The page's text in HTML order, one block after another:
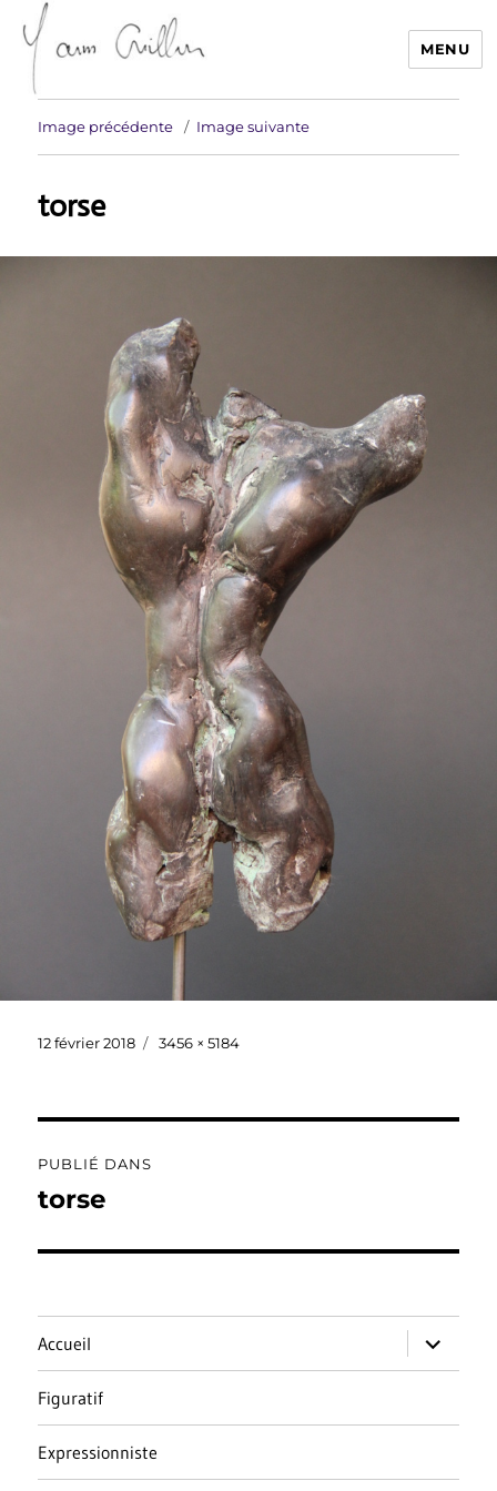
Yann Guillon Sculpteur
MENU
Image précédente Image suivante
torse
Publié
12 février 2018
Taille
3456 × 5184
de
PUBLIÉ DANS
torse
Accueil
ouvrir
le
sous-
Figuratif
Expressionniste